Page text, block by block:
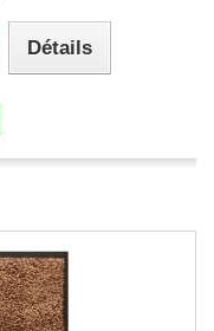
Détails